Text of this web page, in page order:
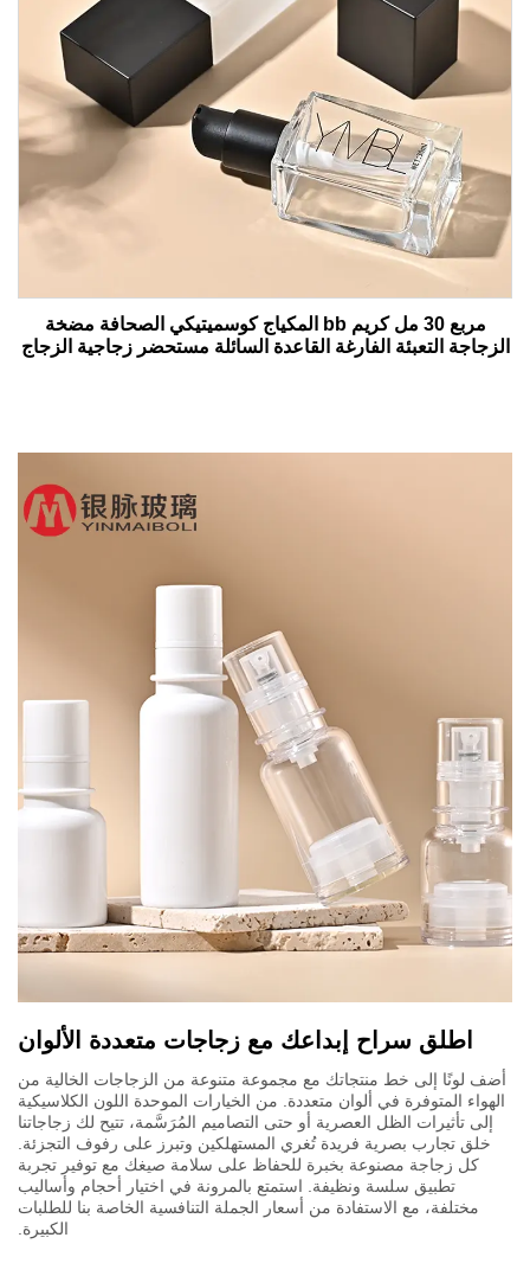
مربع 30 مل كريم bb المكياج كوسميتيكي الصحافة مضخة
الزجاجة التعبئة الفارغة القاعدة السائلة مستحضر زجاجية الزجاج
اطلق سراح إبداعك مع زجاجات متعددة الألوان
أضف لونًا إلى خط منتجاتك مع مجموعة متنوعة من الزجاجات الخالية من
الهواء المتوفرة في ألوان متعددة. من الخيارات الموحدة اللون الكلاسيكية
إلى تأثيرات الظل العصرية أو حتى التصاميم المُرَسَّمة، تتيح لك زجاجاتنا
خلق تجارب بصرية فريدة تُغري المستهلكين وتبرز على رفوف التجزئة.
كل زجاجة مصنوعة بخبرة للحفاظ على سلامة صيغك مع توفير تجربة
تطبيق سلسة ونظيفة. استمتع بالمرونة في اختيار أحجام وأساليب
مختلفة، مع الاستفادة من أسعار الجملة التنافسية الخاصة بنا للطلبات
الكبيرة.